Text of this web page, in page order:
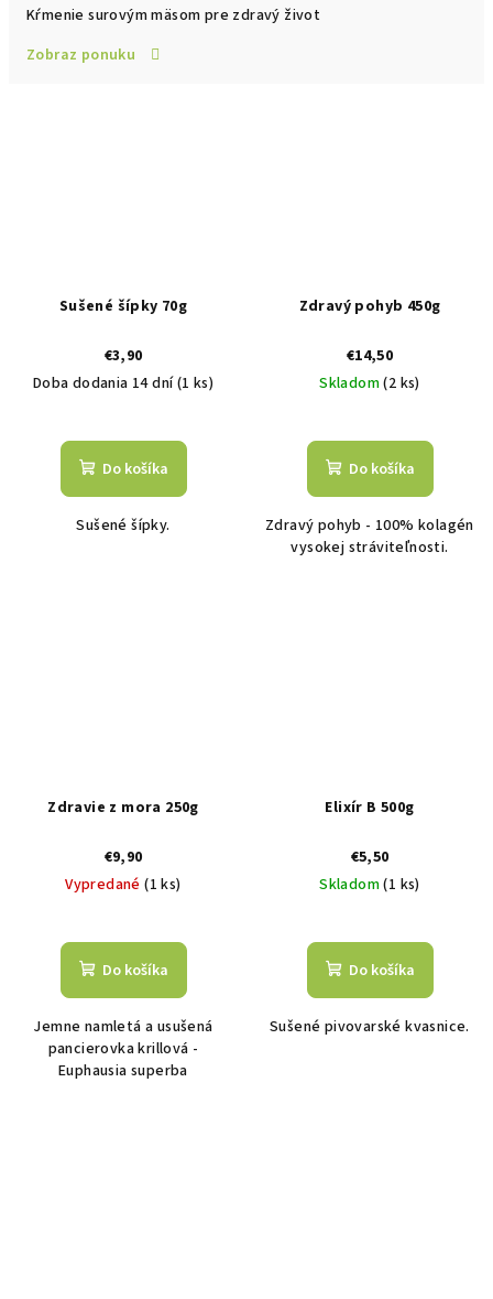
Kŕmenie surovým mäsom pre zdravý život
Zobraz ponuku
Sušené šípky 70g
€3,90
Doba dodania 14 dní(1 ks)
Do košíka
Sušené šípky.
Zdravý pohyb 450g
€14,50
Skladom(2 ks)
Do košíka
Zdravý pohyb - 100% kolagén
vysokej stráviteľnosti.
Zdravie z mora 250g
€9,90
Vypredané(1 ks)
Do košíka
Jemne namletá a usušená
pancierovka krillová -
Euphausia superba
Elixír B 500g
€5,50
Skladom(1 ks)
Do košíka
Sušené pivovarské kvasnice.